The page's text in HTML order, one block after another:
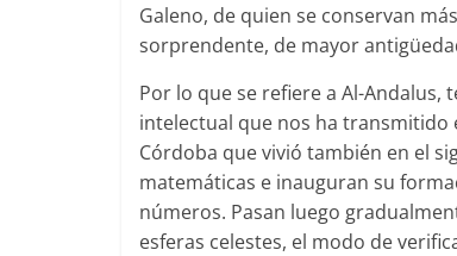
Galeno, de quien se conservan
sorprendente, de mayor
Por lo que se refiere a Al-
intelectual que nos ha transmitido
Córdoba que vivió también en el
matemáticas e inauguran su
números. Pasan luego
esferas celestes, el modo de